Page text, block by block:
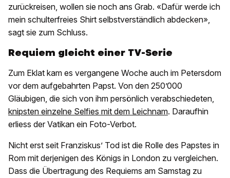
zurückreisen, wollen sie noch ans Grab. «Dafür werde ich
mein schulterfreies Shirt selbstverständlich abdecken»,
sagt sie zum Schluss.
Requiem gleicht einer TV-Serie
Zum Eklat kam es vergangene Woche auch im Petersdom
vor dem aufgebahrten Papst. Von den 250’000
Gläubigen, die sich von ihm persönlich verabschiedeten,
knipsten einzelne Selfies mit dem Leichnam. Daraufhin
erliess der Vatikan ein Foto-Verbot.
Nicht erst seit Franziskus’ Tod ist die Rolle des Papstes in
Rom mit derjenigen des Königs in London zu vergleichen.
Dass die Übertragung des Requiems am Samstag zu